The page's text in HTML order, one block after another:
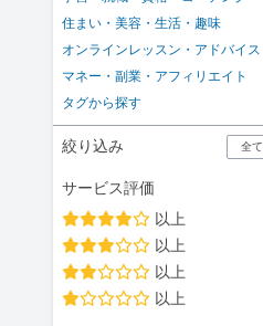
住まい・美容・生活・趣味
オンラインレッスン・アドバイス
マネー・副業・アフィリエイト
タグから探す
絞り込み 全
サービス評価
以上
以上
以上
以上